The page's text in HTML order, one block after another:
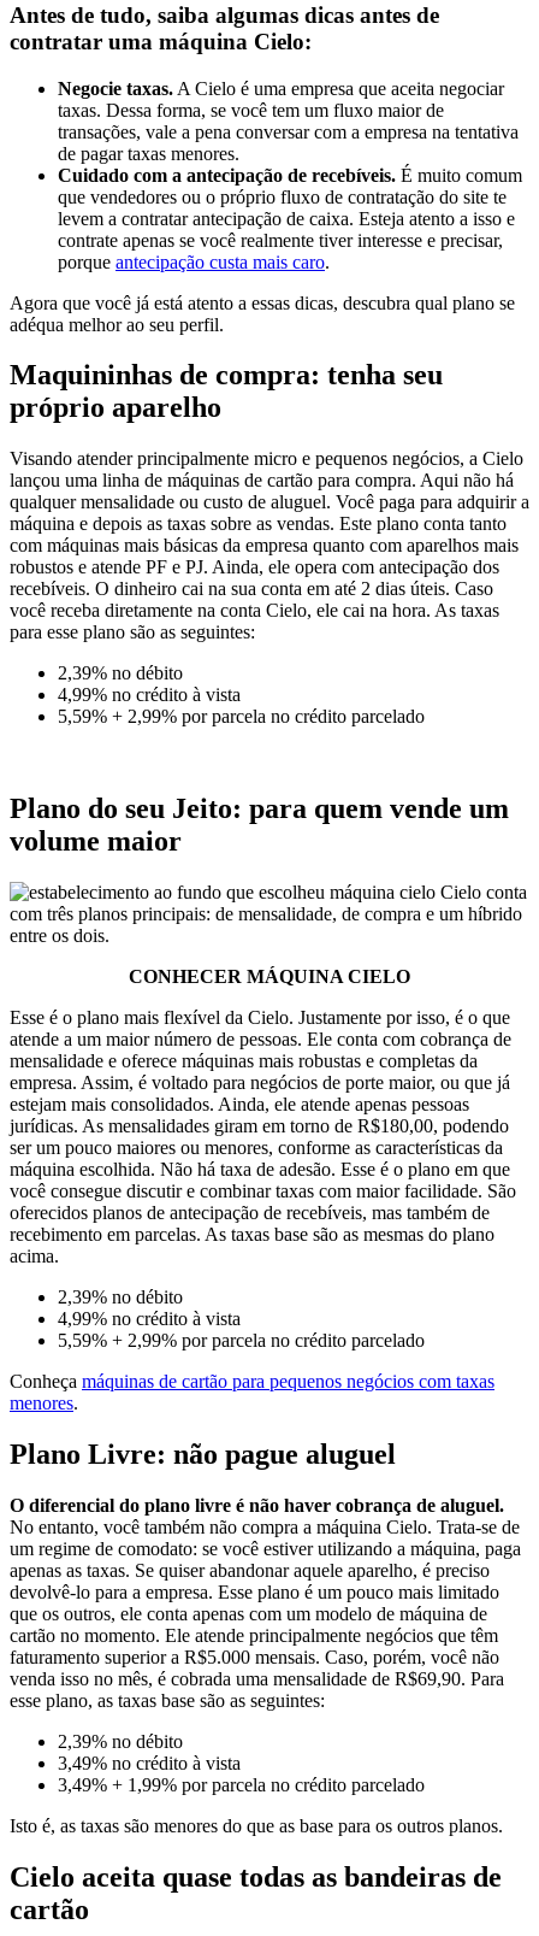
Antes de tudo, saiba algumas dicas antes de
contratar uma máquina Cielo:
Negocie taxas. A Cielo é uma empresa que aceita negociar
taxas. Dessa forma, se você tem um fluxo maior de
transações, vale a pena conversar com a empresa na tentativa
de pagar taxas menores.
Cuidado com a antecipação de recebíveis. É muito comum
que vendedores ou o próprio fluxo de contratação do site te
levem a contratar antecipação de caixa. Esteja atento a isso e
contrate apenas se você realmente tiver interesse e precisar,
porque antecipação custa mais caro.
Agora que você já está atento a essas dicas, descubra qual plano se
adéqua melhor ao seu perfil.
Maquininhas de compra: tenha seu
próprio aparelho
Visando atender principalmente micro e pequenos negócios, a Cielo
lançou uma linha de máquinas de cartão para compra. Aqui não há
qualquer mensalidade ou custo de aluguel. Você paga para adquirir a
máquina e depois as taxas sobre as vendas. Este plano conta tanto
com máquinas mais básicas da empresa quanto com aparelhos mais
robustos e atende PF e PJ. Ainda, ele opera com antecipação dos
recebíveis. O dinheiro cai na sua conta em até 2 dias úteis. Caso
você receba diretamente na conta Cielo, ele cai na hora. As taxas
para esse plano são as seguintes:
2,39% no débito
4,99% no crédito à vista
5,59% + 2,99% por parcela no crédito parcelado
Plano do seu Jeito: para quem vende um
volume maior
Cielo conta
com três planos principais: de mensalidade, de compra e um híbrido
entre os dois.
CONHECER MÁQUINA CIELO
Esse é o plano mais flexível da Cielo. Justamente por isso, é o que
atende a um maior número de pessoas. Ele conta com cobrança de
mensalidade e oferece máquinas mais robustas e completas da
empresa. Assim, é voltado para negócios de porte maior, ou que já
estejam mais consolidados. Ainda, ele atende apenas pessoas
jurídicas. As mensalidades giram em torno de R$180,00, podendo
ser um pouco maiores ou menores, conforme as características da
máquina escolhida. Não há taxa de adesão. Esse é o plano em que
você consegue discutir e combinar taxas com maior facilidade. São
oferecidos planos de antecipação de recebíveis, mas também de
recebimento em parcelas. As taxas base são as mesmas do plano
acima.
2,39% no débito
4,99% no crédito à vista
5,59% + 2,99% por parcela no crédito parcelado
Conheça máquinas de cartão para pequenos negócios com taxas
menores.
Plano Livre: não pague aluguel
O diferencial do plano livre é não haver cobrança de aluguel.
No entanto, você também não compra a máquina Cielo. Trata-se de
um regime de comodato: se você estiver utilizando a máquina, paga
apenas as taxas. Se quiser abandonar aquele aparelho, é preciso
devolvê-lo para a empresa. Esse plano é um pouco mais limitado
que os outros, ele conta apenas com um modelo de máquina de
cartão no momento. Ele atende principalmente negócios que têm
faturamento superior a R$5.000 mensais. Caso, porém, você não
venda isso no mês, é cobrada uma mensalidade de R$69,90. Para
esse plano, as taxas base são as seguintes:
2,39% no débito
3,49% no crédito à vista
3,49% + 1,99% por parcela no crédito parcelado
Isto é, as taxas são menores do que as base para os outros planos.
Cielo aceita quase todas as bandeiras de
cartão